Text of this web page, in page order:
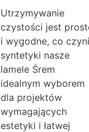
Utrzymywanie
czystości jest
i wygodne, co czyni
syntetyki nasze
lamele Śrem
idealnym wyborem
dla projektów
wymagających
estetyki i łatwej